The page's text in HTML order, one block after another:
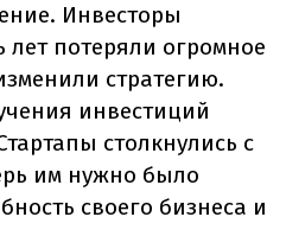
Инвесторы
лет потеряли огромное
стратегию.
инвестиций
столкнулись с
им нужно было
своего бизнеса и